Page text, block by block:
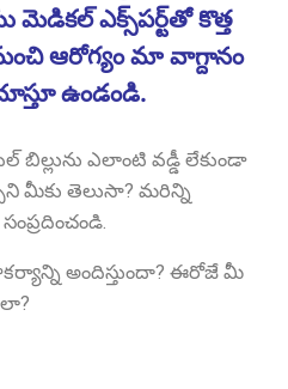
మెడికల్ ఎక్స్‌పర్ట్‌తో కొత్త
ఆరోగ్యం మా వాగ్దానం
ఉండండి.
బిల్లును ఎలాంటి వడ్డీ లేకుండా
మీకు తెలుసా? మరిన్ని
అందిస్తుందా? ఈరోజే మీ